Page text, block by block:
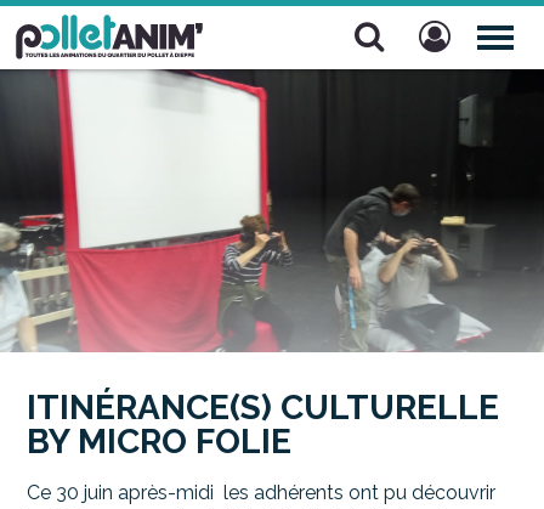
Pollet Anim'
ITINÉRANCE(S) CULTURELLE
BY MICRO FOLIE
Ce 30 juin après-midi les adhérents ont pu découvrir